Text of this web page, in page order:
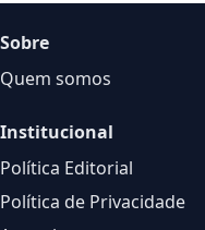
Sobre
Quem somos
Institucional
Política Editorial
Política de Privacidade